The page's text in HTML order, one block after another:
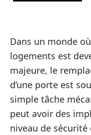
Dans un monde
logements est
majeure, le
d’une porte est
simple tâche
peut avoir des
niveau de